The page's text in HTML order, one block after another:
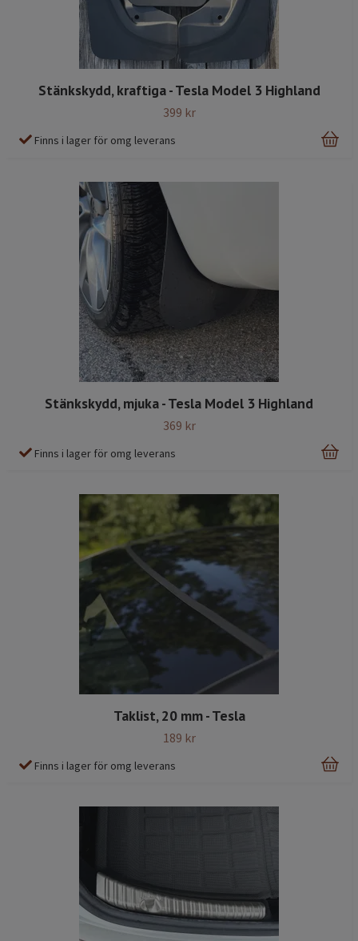
Stänkskydd, kraftiga - Tesla Model 3 Highland
399 kr
Finns i lager för omg leverans
Stänkskydd, mjuka - Tesla Model 3 Highland
369 kr
Finns i lager för omg leverans
Taklist, 20 mm - Tesla
189 kr
Finns i lager för omg leverans